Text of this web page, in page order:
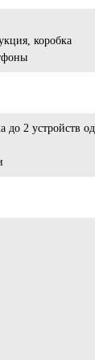
коробка
до 2 устройств